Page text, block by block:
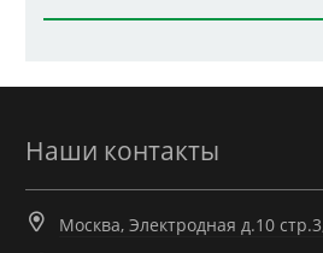
Наши контакты
Москва, Электродная д.10